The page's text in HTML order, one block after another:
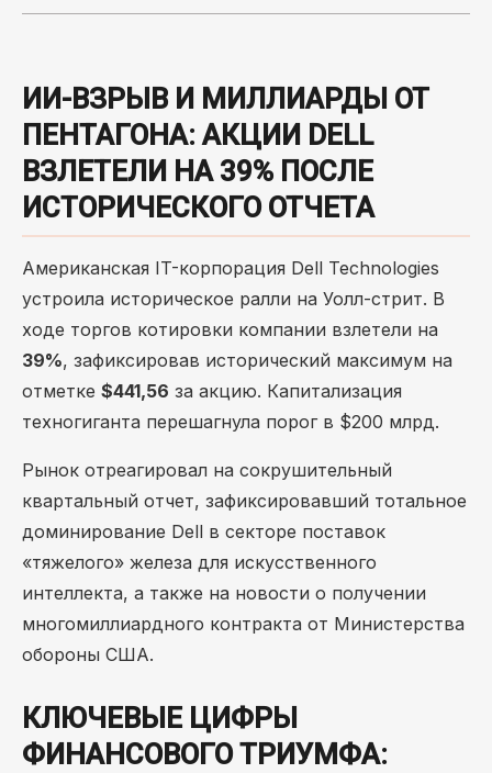
ИИ-ВЗРЫВ И МИЛЛИАРДЫ ОТ
ПЕНТАГОНА: АКЦИИ DELL
ВЗЛЕТЕЛИ НА 39% ПОСЛЕ
ИСТОРИЧЕСКОГО ОТЧЕТА
Американская IT-корпорация Dell Technologies
устроила историческое ралли на Уолл-стрит. В
ходе торгов котировки компании взлетели на
39%, зафиксировав исторический максимум на
отметке $441,56 за акцию. Капитализация
техногиганта перешагнула порог в $200 млрд.
Рынок отреагировал на сокрушительный
квартальный отчет, зафиксировавший тотальное
доминирование Dell в секторе поставок
«тяжелого» железа для искусственного
интеллекта, а также на новости о получении
многомиллиардного контракта от Министерства
обороны США.
КЛЮЧЕВЫЕ ЦИФРЫ
ФИНАНСОВОГО ТРИУМФА: